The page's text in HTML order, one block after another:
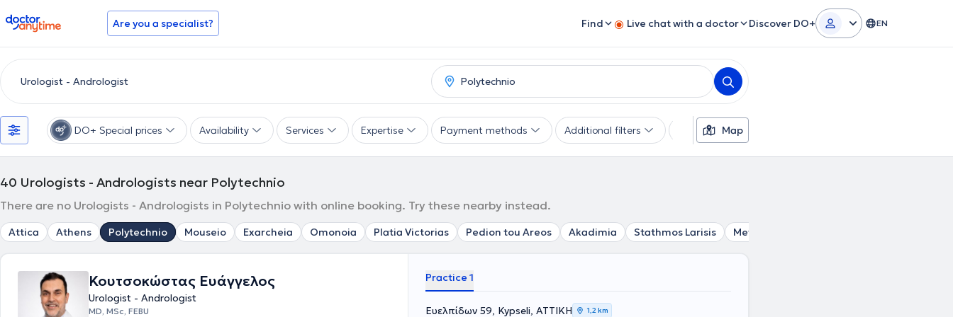
doctoranytime Are you a specialist? Find Live chat with a doctor Discover DO+ EN
DO+ Special prices Availability Services Expertise Payment methods Additional filters LanguagesMap
40 Urologists - Andrologists near Polytechnio
There are no Urologists - Andrologists in Polytechnio with online booking. Try these nearby instead.
Attica Athens Polytechnio Mouseio Exarcheia Omonoia Platia Victorias Pedion tou Areos Akadimia Stathmos Larisis Metaxourgio
Κουτσοκώστας Ευάγγελος
Urologist - Andrologist
MD, MSc, FEBU
Practice 1
Ευελπίδων 59, Kypseli, ΑΤΤΙΚΗ 1,2 km